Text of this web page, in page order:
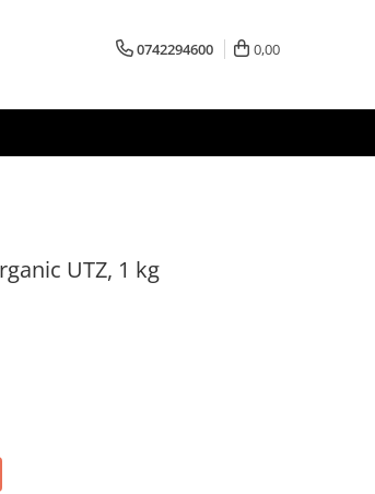
0742294600 0,00
UTZ, 1 kg